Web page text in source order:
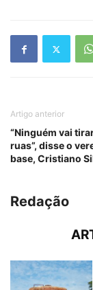
Artigo anterior
“Ninguém vai
ruas”, disse o
base, Cristiano
Redação